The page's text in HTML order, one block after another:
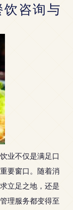
咨询与
业不仅是满足口
要窗口。随着消
立足之地，还是
理服务都变得至